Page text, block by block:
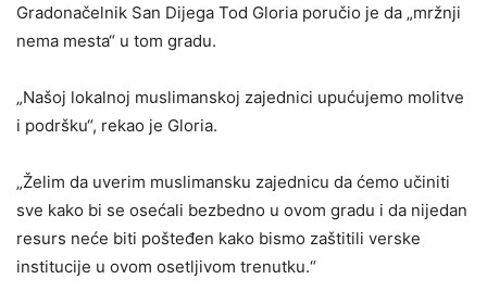
Gradonačelnik San Dijega Tod Gloria poručio je da „mržnji
nema mesta“ u tom gradu.
„Našoj lokalnoj muslimanskoj zajednici upućujemo molitve
i podršku“, rekao je Gloria.
„Želim da uverim muslimansku zajednicu da ćemo učiniti
sve kako bi se osećali bezbedno u ovom gradu i da nijedan
resurs neće biti pošteđen kako bismo zaštitili verske
institucije u ovom osetljivom trenutku.“